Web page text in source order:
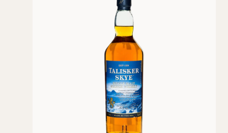
Schluck wie ein aufgeschlagenes
Geschichtsbuch schmeckt. Der Name "Tidal
Churn" ist dabei Programm. Tidal Churn
beschreibt das wilde Aufwühlen des Meeres
durch die Gezeiten – genau das, was dieser
Whisky im Glas und später im Gaumen